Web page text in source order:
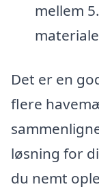
mellem
Det er en
flere
løsning for
du nemt